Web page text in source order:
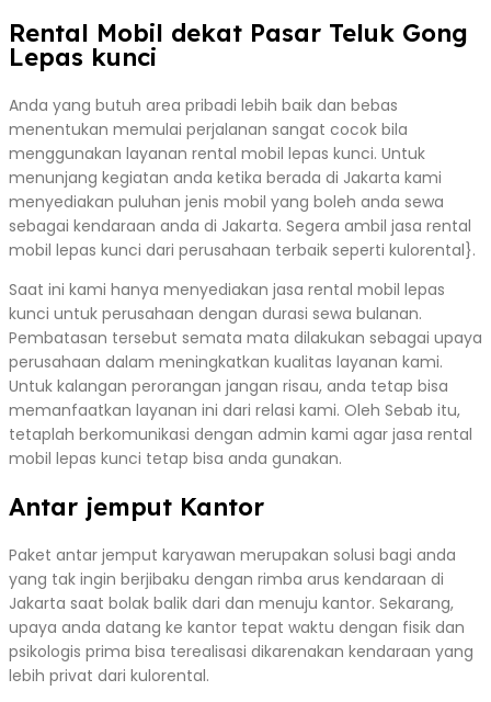
Rental Mobil dekat Pasar Teluk Gong
Lepas kunci
Anda yang butuh area pribadi lebih baik dan bebas
menentukan memulai perjalanan sangat cocok bila
menggunakan layanan rental mobil lepas kunci. Untuk
menunjang kegiatan anda ketika berada di Jakarta kami
menyediakan puluhan jenis mobil yang boleh anda sewa
sebagai kendaraan anda di Jakarta. Segera ambil jasa rental
mobil lepas kunci dari perusahaan terbaik seperti kulorental}.
Saat ini kami hanya menyediakan jasa rental mobil lepas
kunci untuk perusahaan dengan durasi sewa bulanan.
Pembatasan tersebut semata mata dilakukan sebagai upaya
perusahaan dalam meningkatkan kualitas layanan kami.
Untuk kalangan perorangan jangan risau, anda tetap bisa
memanfaatkan layanan ini dari relasi kami. Oleh Sebab itu,
tetaplah berkomunikasi dengan admin kami agar jasa rental
mobil lepas kunci tetap bisa anda gunakan.
Antar jemput Kantor
Paket antar jemput karyawan merupakan solusi bagi anda
yang tak ingin berjibaku dengan rimba arus kendaraan di
Jakarta saat bolak balik dari dan menuju kantor. Sekarang,
upaya anda datang ke kantor tepat waktu dengan fisik dan
psikologis prima bisa terealisasi dikarenakan kendaraan yang
lebih privat dari kulorental.